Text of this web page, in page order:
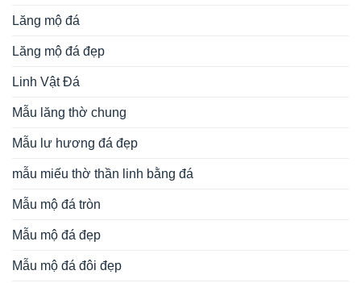
Lăng mộ đá
Lăng mộ đá đẹp
Linh Vật Đá
Mẫu lăng thờ chung
Mẫu lư hương đá đẹp
mẫu miếu thờ thần linh bằng đá
Mẫu mộ đá tròn
Mẫu mộ đá đẹp
Mẫu mộ đá đôi đẹp